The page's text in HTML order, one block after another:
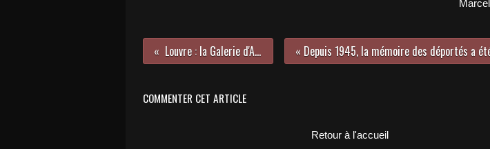
Louvre : la Galerie d'Apollon
COMMENTER CET ARTICLE
Retour à l'accueil